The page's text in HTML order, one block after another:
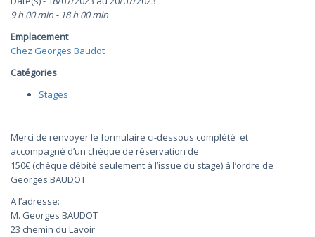
9 h 00 min - 18 h 00 min
Emplacement
Chez Georges Baudot
Catégories
Stages
Merci de renvoyer le formulaire ci-dessous complété et
accompagné d’un chèque de réservation de
150€ (chèque débité seulement à l’issue du stage) à l’ordre de
Georges BAUDOT
A l’adresse:
M. Georges BAUDOT
23 chemin du Lavoir